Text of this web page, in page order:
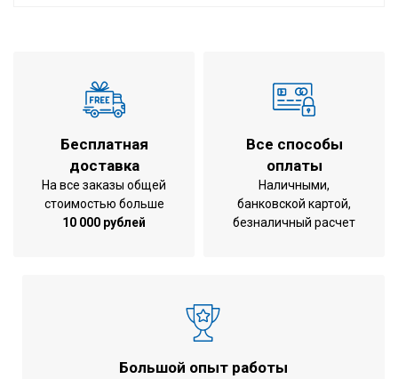
Режим работы
обогрев
Производительность
Холодопроизводительность
90,0 кВт
Теплопроизводительность
100,0 кВт
Потребляемая мощность при
охлаждении
26,0 кВт
Энергоэффективность обогрев
3,91
Бесплатная
доставка
На все заказы общей
стоимостью больше
10 000 рублей
Все способы
оплаты
Наличными,
банковской картой,
безналичный расчет
Большой опыт работы